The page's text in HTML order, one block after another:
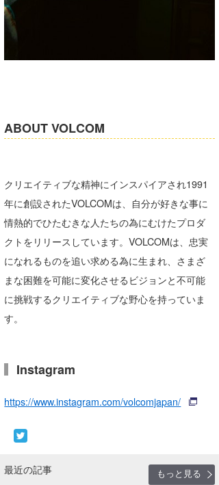
ABOUT VOLCOM
クリエイティブな精神にインスパイアされ1991
年に創設されたVOLCOMは、自分が好きな事に
情熱的でひたむきな人たちの為にむけたプロダ
クトをリリースしています。VOLCOMは、忠実
になれるものを追い求める為に生まれ、さまざ
まな困難を可能に変化させるビジョンと不可能
に挑戦するクリエイティブな野心を持っていま
す。
Instagram
https://www.instagram.com/volcomjapan/
最近の記事
もっと見る